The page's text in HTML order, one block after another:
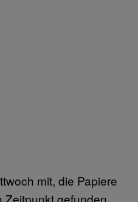
mit, die Papiere
Zeitpunkt gefunden